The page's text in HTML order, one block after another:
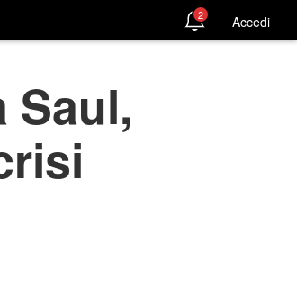
2 Accedi
Saul,